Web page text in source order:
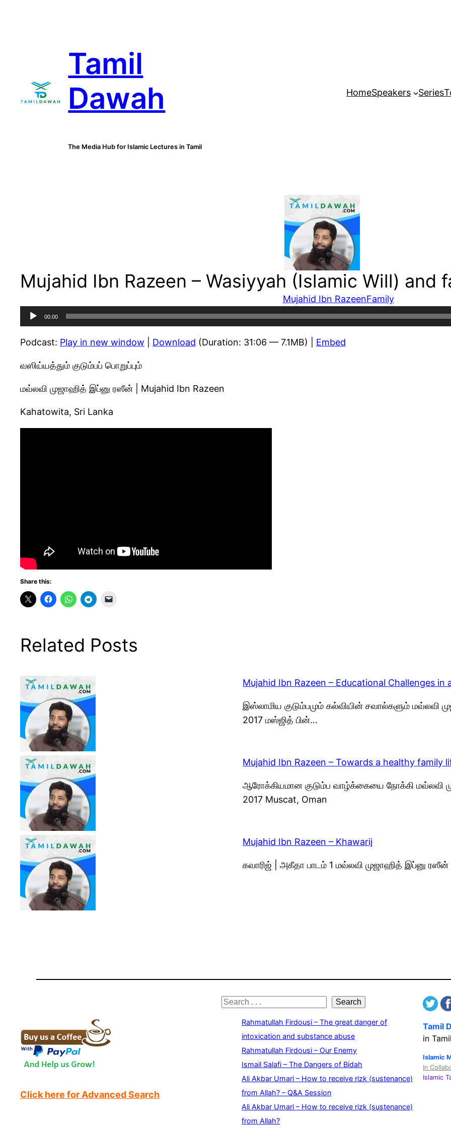
Tamil
Dawah
The Media Hub for Islamic Lectures in Tamil
HomeSpeakers Series
Mujahid Ibn Razeen – Wasiyyah (Islamic Will) and
Mujahid Ibn RazeenFamily
Audio
Player
00:00
Podcast: Play in new window Download (Duration: 31:06 — 7.1MB) | Embed
வஸிய்யத்தும் குடும்பப் பொறுப்பும்
மவ்லவி முஜாஹித் இப்னு ரஸீன் | Mujahid Ibn Razeen
Kahatowita, Sri Lanka
Share this:
Related Posts
Mujahid Ibn Razeen – Educational Challenges in
இஸ்லாமிய குடும்பமும் கல்வியின் சவால்களும் மவ்லவி
2017 மஸ்ஜித் பின்…
Mujahid Ibn Razeen – Towards a healthy family
ஆரோக்கியமான குடும்ப வாழ்க்கையை நோக்கி மவ்லவி
2017 Muscat, Oman
Mujahid Ibn Razeen – Khawarij
கவாரிஜ் | அகீதா பாடம் 1 மவ்லவி முஜாஹித் இப்னு
Click here for Advanced Search
S
Search
Rahmatullah Firdousi – The great danger of
intoxication and substance abuse
Rahmatullah Firdousi – Our Enemy
Ismail Salafi – The Dangers of Bidah
Ali Akbar Umari – How to receive rizk (sustenance)
from Allah? – Q&A Session
Ali Akbar Umari – How to receive rizk (sustenance)
from Allah?
Tamil
in Tamil
Islamic
In
Islamic